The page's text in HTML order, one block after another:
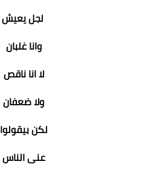
لجل يعيش
وانا غلبان
لا انا ناقص
ولا ضعفان
لكن بيقولوا
عنى الناس